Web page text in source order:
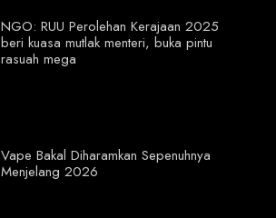
NGO: RUU Perolehan Kerajaan 2025
beri kuasa mutlak menteri, buka pintu
rasuah mega
Vape Bakal Diharamkan Sepenuhnya
Menjelang 2026